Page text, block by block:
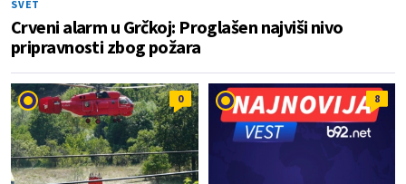
SVET
Crveni alarm u Grčkoj: Proglašen najviši nivo
pripravnosti zbog požara
0 8